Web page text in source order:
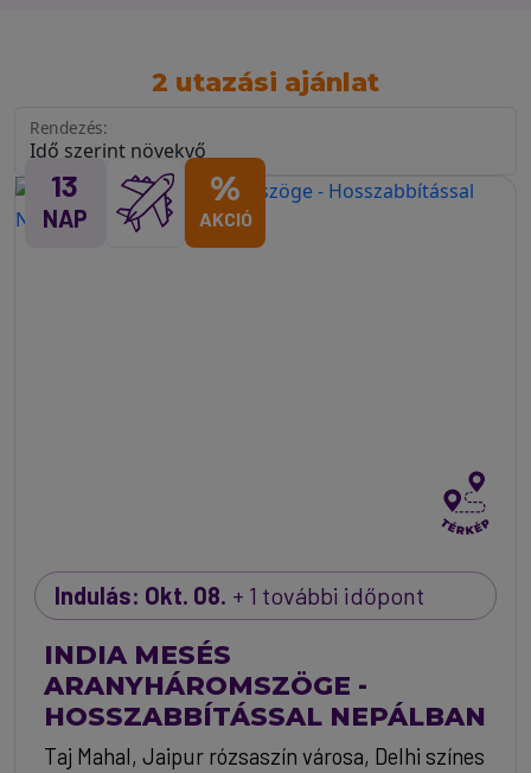
2 utazási ajánlat
Rendezés:
13
NAP
%
AKCIÓ
Indulás: Okt. 08. + 1 további időpont
INDIA MESÉS
ARANYHÁROMSZÖGE -
HOSSZABBÍTÁSSAL NEPÁLBAN
Taj Mahal, Jaipur rózsaszín városa, Delhi színes